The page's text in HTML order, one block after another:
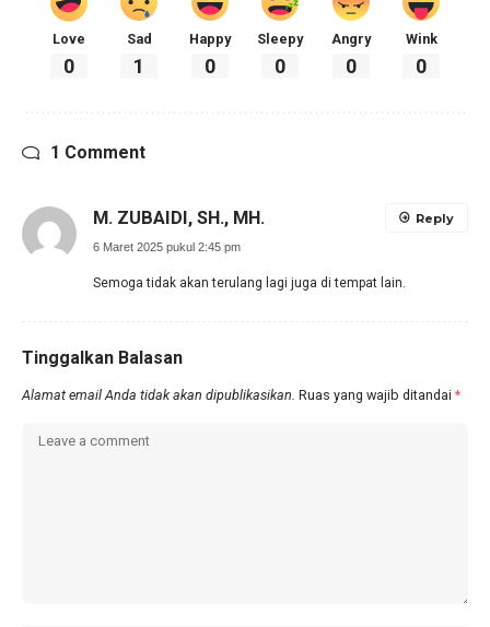
Love
0
Sad
1
Happy
0
Sleepy
0
Angry
0
Wink
0
1 Comment
M. ZUBAIDI, SH., MH.
6 Maret 2025 pukul 2:45 pm
Semoga tidak akan terulang lagi juga di tempat lain.
Reply
Tinggalkan Balasan
Alamat email Anda tidak akan dipublikasikan. Ruas yang wajib ditandai *